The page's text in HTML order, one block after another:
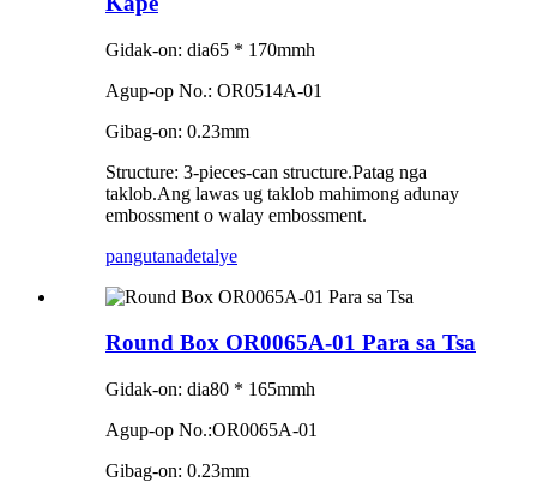
Gidak-on: dia65 * 170mmh
Agup-op No.: OR0514A-01
Gibag-on: 0.23mm
Structure: 3-pieces-can structure.Patag nga
taklob.Ang lawas ug taklob mahimong adunay
embossment o walay embossment.
pangutanadetalye
Round Box OR0065A-01 Para sa Tsa
Gidak-on: dia80 * 165mmh
Agup-op No.:OR0065A-01
Gibag-on: 0.23mm